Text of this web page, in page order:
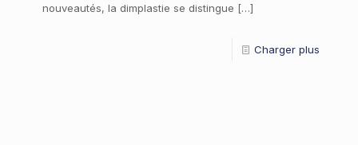
nouveautés, la dimplastie se distingue […]
Charger plus